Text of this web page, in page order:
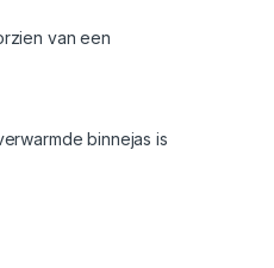
van een
binnejas is